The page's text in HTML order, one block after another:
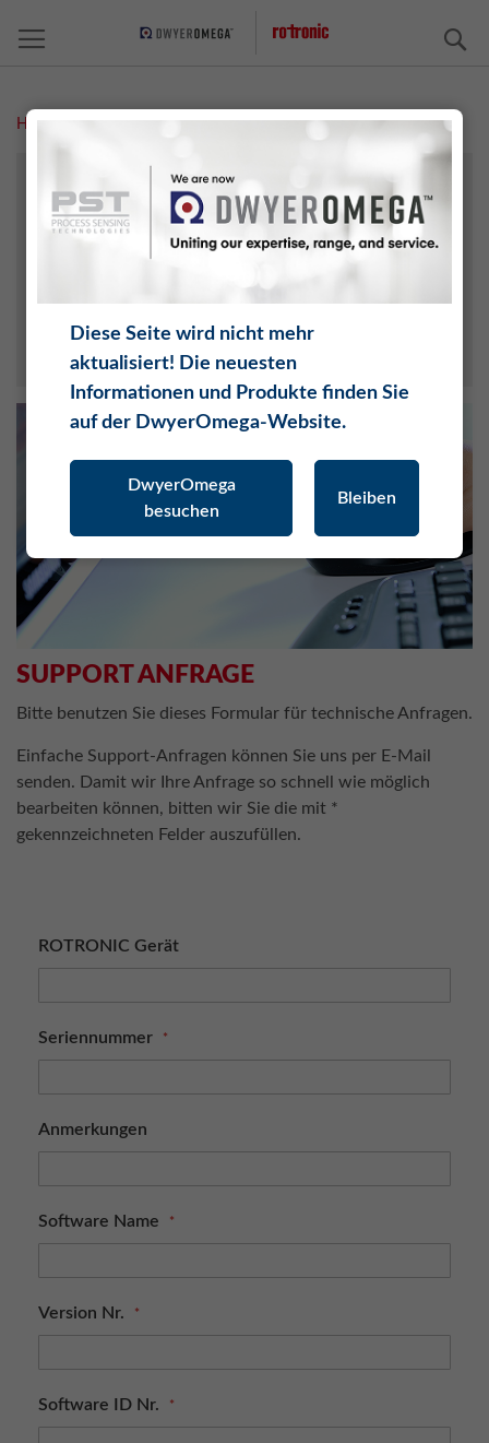
Home Support Anfrage MR
SUPPORT ANFRAGE
Bitte benutzen Sie dieses Formular für technische Anfragen.
Einfache Support-Anfragen können Sie uns per E-Mail
senden. Damit wir Ihre Anfrage so schnell wie möglich
bearbeiten können, bitten wir Sie die mit *
gekennzeichneten Felder auszufüllen.
ROTRONIC Gerät
Seriennummer
Anmerkungen
Software Name
Version Nr.
Software ID Nr.
KALIBRIERUNG
Diese Seite wird nicht mehr
aktualisiert! Die neuesten
Informationen und Produkte finden Sie
auf der DwyerOmega-Website.
DwyerOmega
besuchen
Bleiben